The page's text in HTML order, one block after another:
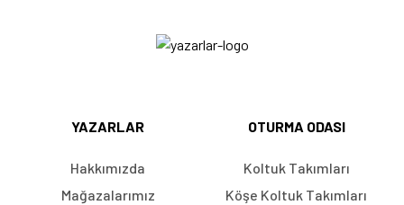
YAZARLAR
Hakkımızda
Mağazalarımız
OTURMA ODASI
Koltuk Takımları
Köşe Koltuk Takımları